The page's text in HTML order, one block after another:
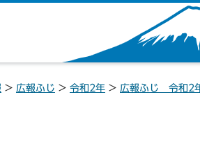
> 広報ふじ > 令和2年 > 広報ふじ 令和2